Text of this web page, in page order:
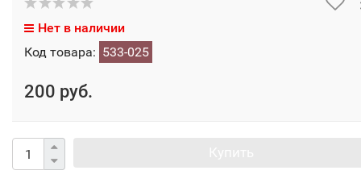
Нет в наличии
Код товара: 533-025
200 руб.